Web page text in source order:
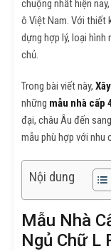
chuộng nhất hiện
ô Việt Nam. Với thiết
dựng hợp lý, loại hình
chủ.
Trong bài viết này,
những mẫu nhà cấp
đại, châu Âu đến
mẫu phù hợp với nhu
Nội dung
Mẫu Nhà
Ngủ Chữ L